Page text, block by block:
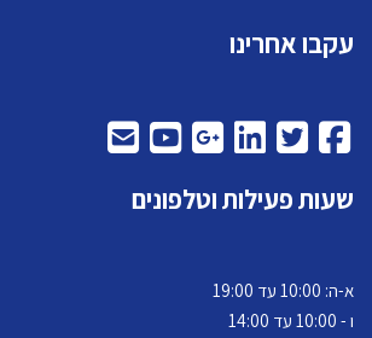
עקבו אחרינו
שעות פעילות וטלפונים
א-ה: 10:00 עד 19:00
ו - 10:00 עד 14:00